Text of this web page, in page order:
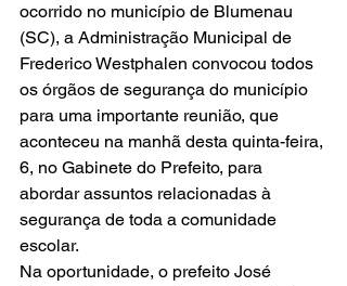
ocorrido no município de Blumenau
(SC), a Administração Municipal de
Frederico Westphalen convocou todos
os órgãos de segurança do município
para uma importante reunião, que
aconteceu na manhã desta quinta-feira,
6, no Gabinete do Prefeito, para
abordar assuntos relacionadas à
segurança de toda a comunidade
escolar.
Na oportunidade, o prefeito José